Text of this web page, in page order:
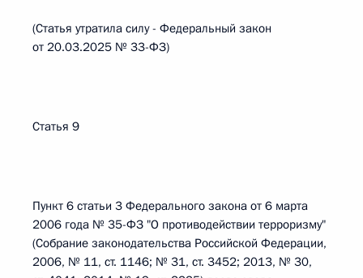
(Статья утратила силу - Федеральный закон
от 20.03.2025 № 33-ФЗ)
Статья 9
Пункт 6 статьи 3 Федерального закона от 6 марта
2006 года № 35-ФЗ "О противодействии терроризму"
(Собрание законодательства Российской Федерации,
2006, № 11, ст. 1146; № 31, ст. 3452; 2013, № 30,